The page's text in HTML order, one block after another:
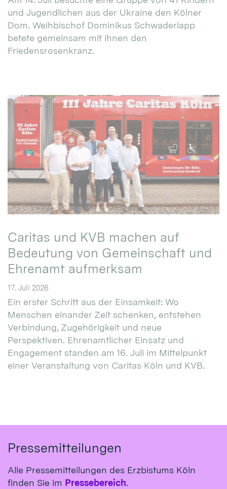
und Jugendlichen aus der Ukraine den Kölner
Dom. Weihbischof Dominikus Schwaderlapp
betete gemeinsam mit ihnen den
Friedensrosenkranz.
Caritas und KVB machen auf
Bedeutung von Gemeinschaft und
Ehrenamt aufmerksam
17. Juli 2026
Ein erster Schritt aus der Einsamkeit: Wo
Menschen einander Zeit schenken, entstehen
Verbindung, Zugehörigkeit und neue
Perspektiven. Ehrenamtlicher Einsatz und
Engagement standen am 16. Juli im Mittelpunkt
einer Veranstaltung von Caritas Köln und KVB.
Pressemitteilungen
Alle Pressemitteilungen des Erzbistums Köln
finden Sie im Pressebereich.